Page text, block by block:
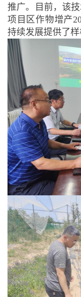
推广。目前，该
项目区作物增产
持续发展提供了样